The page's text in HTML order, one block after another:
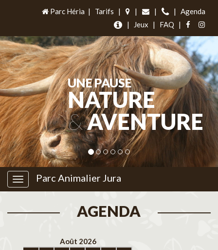
Parc Héria | Tarifs | | | |
Agenda
|
Jeux | FAQ |
UNE PAUSE
NATURE
&AVENTURE
Parc Animalier Jura
AGENDA
Août 2026